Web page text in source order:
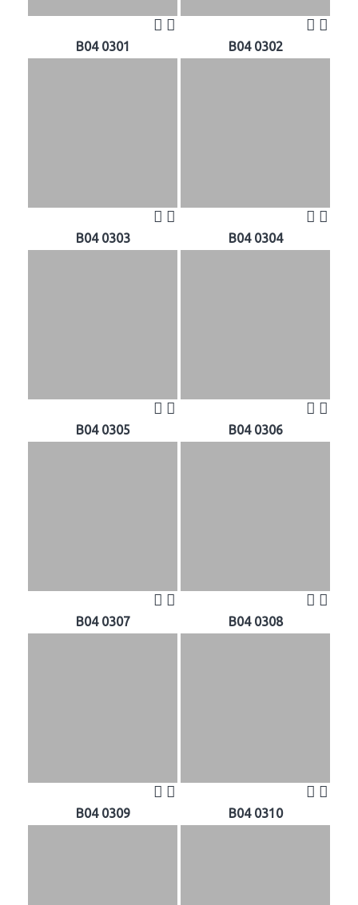
B04 0301 B04 0302
B04 0303 B04 0304
B04 0305 B04 0306
B04 0307 B04 0308
B04 0309 B04 0310